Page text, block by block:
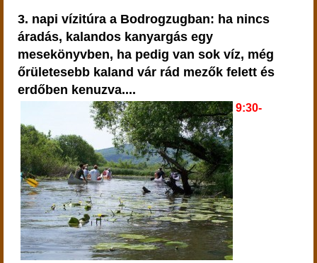
3. napi vízitúra a Bodrogzugban: ha nincs
áradás, kalandos kanyargás egy
mesekönyvben, ha pedig van sok víz, még
őrületesebb kaland vár rád mezők felett és
erdőben kenuzva....
9:30-